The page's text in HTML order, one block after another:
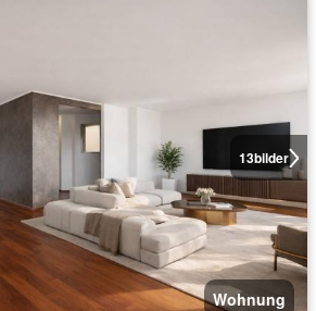
13bilder
Wohnung